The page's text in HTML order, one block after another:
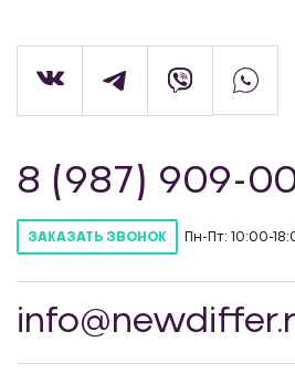
8 (987) 909-
ЗАКАЗАТЬ ЗВОНОК Пн-Пт: 10:00-